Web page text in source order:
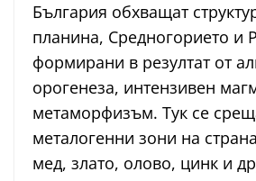
България обхващат
планина, Средногорието и
формирани в резултат от
орогенеза, интензивен
метаморфизъм. Тук се
металогенни зони на
мед, злато, олово, цинк и